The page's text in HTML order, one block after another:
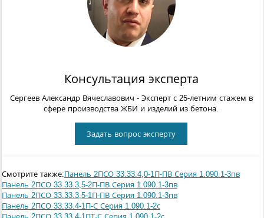
Консультация эксперта
Сергеев Александр Вячеславович - Эксперт с 25-летним стажем в
сфере производства ЖБИ и изделий из бетона.
Задать вопрос эксперту
Смотрите также:Панель 2ПСО 33.33.4,0-1П-ПВ Серия 1.090.1-3пв
Панель 2ПСО 33.33.3,5-2П-ПВ Серия 1.090.1-3пв
Панель 2ПСО 33.33.3,5-1П-ПВ Серия 1.090.1-3пв
Панель 2ПСО 33.33.4-1П-С Серия 1.090.1-2с